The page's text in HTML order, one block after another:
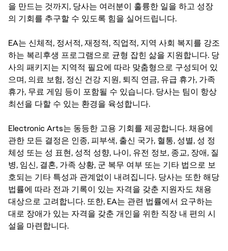
을 만드는 것까지, 당사는 여러분이 훌륭한 일을 하고 성장
의 기회를 추구할 수 있도록 힘을 실어드립니다.
EA는 신체적, 정서적, 재정적, 직업적, 지역 사회 복지를 강조
하는 복리후생 프로그램으로 균형 잡힌 삶을 지원합니다. 당
사의 패키지는 지역적 필요에 따라 맞춤형으로 구성되어 있
으며, 의료 보험, 정신 건강 지원, 퇴직 연금, 유급 휴가, 가족
휴가, 무료 게임 등이 포함될 수 있습니다. 당사는 팀이 항상
최선을 다할 수 있는 환경을 육성합니다.
Electronic Arts는 동등한 고용 기회를 제공합니다. 채용에
관한 모든 결정은 인종, 피부색, 출신 국가, 혈통, 성별, 성 정
체성 또는 성 표현, 성적 성향, 나이, 유전 정보, 종교, 장애, 질
병, 임신, 결혼, 가족 상황, 군 복무 여부 또는 기타 법으로 보
호되는 기타 특성과 관계없이 내려집니다. 당사는 또한 해당
법률에 따라 전과 기록이 있는 자격을 갖춘 지원자도 채용
대상으로 고려합니다. 또한, EA는 관련 법률에서 요구하는
대로 장애가 있는 자격을 갖춘 개인을 위한 직장 내 편의 시
설을 마련합니다.